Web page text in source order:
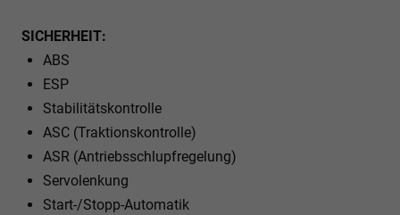
SICHERHEIT:
ABS
ESP
Stabilitätskontrolle
ASC (Traktionskontrolle)
ASR (Antriebsschlupfregelung)
Servolenkung
Start-/Stopp-Automatik